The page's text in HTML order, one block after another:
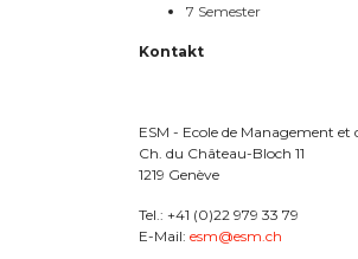
7 Semester
Kontakt
ESM - Ecole de Management
Ch. du Château-Bloch 11
1219 Genève
Tel.: +41 (0)22 979 33 79
E-Mail: esm@esm.ch